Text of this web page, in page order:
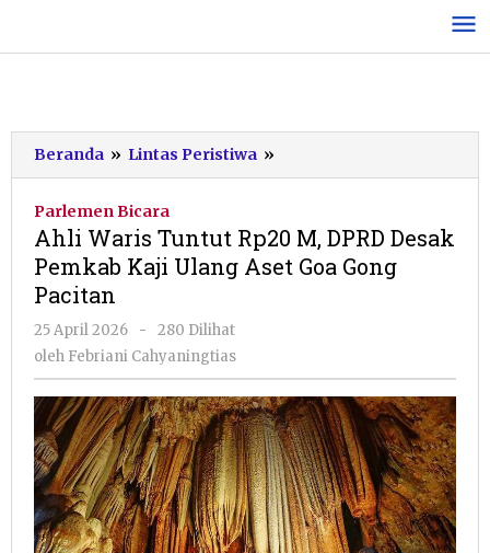
konten
Beranda » Lintas Peristiwa »
Waris
M,
DPRD
Aset
Goa
Gong
Pacitan
Parlemen Bicara
Ahli Waris Tuntut Rp20 M, DPRD Desak
Pemkab Kaji Ulang Aset Goa Gong
Pacitan
25 April 2026
oleh
Febriani
Cahyaningtias
-
280 Dilihat
oleh Febriani Cahyaningtias